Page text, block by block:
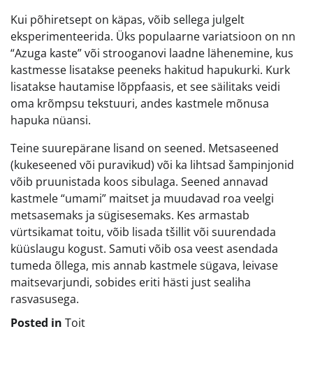
Kui põhiretsept on käpas, võib sellega julgelt
eksperimenteerida. Üks populaarne variatsioon on nn
“Azuga kaste” või strooganovi laadne lähenemine, kus
kastmesse lisatakse peeneks hakitud hapukurki. Kurk
lisatakse hautamise lõppfaasis, et see säilitaks veidi
oma krõmpsu tekstuuri, andes kastmele mõnusa
hapuka nüansi.
Teine suurepärane lisand on seened. Metsaseened
(kukeseened või puravikud) või ka lihtsad šampinjonid
võib pruunistada koos sibulaga. Seened annavad
kastmele “umami” maitset ja muudavad roa veelgi
metsasemaks ja sügisesemaks. Kes armastab
vürtsikamat toitu, võib lisada tšillit või suurendada
küüslaugu kogust. Samuti võib osa veest asendada
tumeda õllega, mis annab kastmele sügava, leivase
maitsevarjundi, sobides eriti hästi just sealiha
rasvasusega.
Posted in Toit